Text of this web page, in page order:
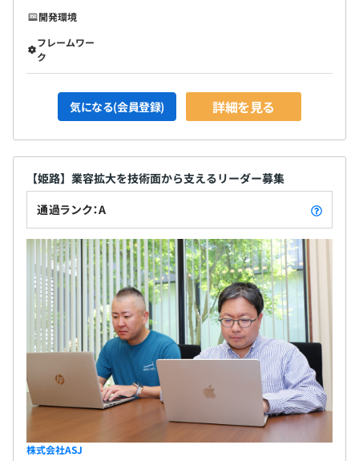
開発環境
フレームワー
ク
気になる(会員登録) 詳細を見る
【姫路】業容拡大を技術面から支えるリーダー募集
通過ランク：A
株式会社ASJ